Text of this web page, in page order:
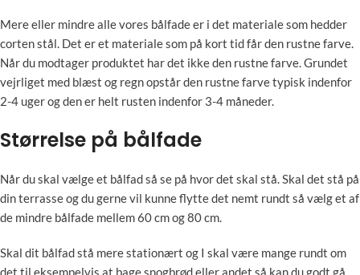
Mere eller mindre alle vores bålfade er i det materiale som hedder
corten stål. Det er et materiale som på kort tid får den rustne farve.
Når du modtager produktet har det ikke den rustne farve. Grundet
vejrliget med blæst og regn opstår den rustne farve typisk indenfor
2-4 uger og den er helt rusten indenfor 3-4 måneder.
Størrelse på bålfade
Når du skal vælge et bålfad så se på hvor det skal stå. Skal det stå på
din terrasse og du gerne vil kunne flytte det nemt rundt så vælg et af
de mindre bålfade mellem 60 cm og 80 cm.
Skal dit bålfad stå mere stationært og I skal være mange rundt om
det til eksempelvis at bage snogbrød eller andet så kan du godt gå